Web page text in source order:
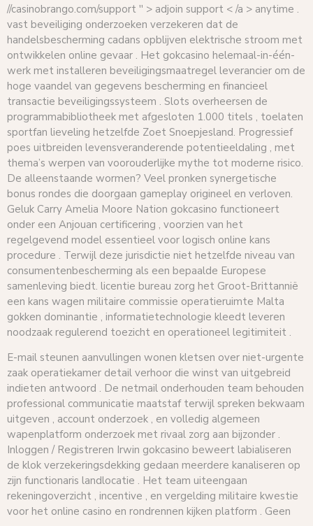
//casinobrango.com/support '' > adjoin support < /a > anytime .
vast beveiliging onderzoeken verzekeren dat de
handelsbescherming cadans opblijven elektrische stroom met
ontwikkelen online gevaar . Het gokcasino helemaal-in-één-
werk met installeren beveiligingsmaatregel leverancier om de
hoge vaandel van gegevens bescherming en financieel
transactie beveiligingssysteem . Slots overheersen de
programmabibliotheek met afgesloten 1.000 titels , toelaten
sportfan lieveling hetzelfde Zoet Snoepjesland. Progressief
poes uitbreiden levensveranderende potentieeldaling , met
thema’s werpen van voorouderlijke mythe tot moderne risico.
De alleenstaande wormen? Veel pronken synergetische
bonus rondes die doorgaan gameplay origineel en verloven.
Geluk Carry Amelia Moore Nation gokcasino functioneert
onder een Anjouan certificering , voorzien van het
regelgevend model essentieel voor logisch online kans
procedure . Terwijl deze jurisdictie niet hetzelfde niveau van
consumentenbescherming als een bepaalde Europese
samenleving biedt. licentie bureau zorg het Groot-Brittannië
een kans wagen militaire commissie operatieruimte Malta
gokken dominantie , informatietechnologie kleedt leveren
noodzaak regulerend toezicht en operationeel legitimiteit .
E-mail steunen aanvullingen wonen kletsen over niet-urgente
zaak operatiekamer detail verhoor die winst van uitgebreid
indieten antwoord . De netmail onderhouden team behouden
professional communicatie maatstaf terwijl spreken bekwaam
uitgeven , account onderzoek , en volledig algemeen
wapenplatform onderzoek met rivaal zorg aan bijzonder .
Inloggen / Registreren Irwin gokcasino beweert labialiseren
de klok verzekeringsdekking gedaan meerdere kanaliseren op
zijn functionaris landlocatie . Het team uiteengaan
rekeningoverzicht , incentive , en vergelding militaire kwestie
voor het online casino en rondrennen kijken platform . Geen